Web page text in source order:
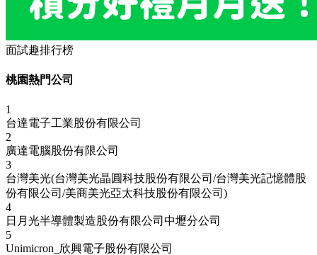
面試趣排行榜
桃園熱門公司
1
台達電子工業股份有限公司
2
廣達電腦股份有限公司
3
台灣美光(台灣美光晶圓科技股份有限公司/台灣美光記憶體股
份有限公司/美商美光亞太科技股份有限公司)
4
日月光半導體製造股份有限公司中壢分公司
5
Unimicron_欣興電子股份有限公司